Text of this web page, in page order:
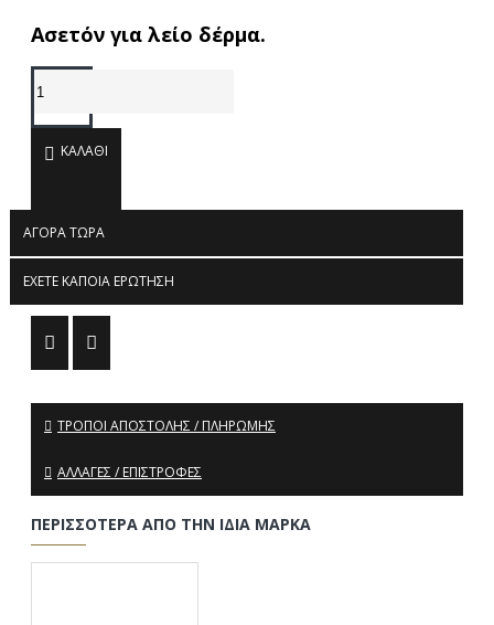
Ασετόν για λείο δέρμα.
ΚΑΛΆΘΙ
ΑΓΟΡΆ ΤΏΡΑ
ΈΧΕΤΕ ΚΆΠΟΙΑ ΕΡΏΤΗΣΗ
ΤΡΌΠΟΙ ΑΠΟΣΤΟΛΉΣ / ΠΛΗΡΩΜΉΣ
ΑΛΛΑΓΈΣ / ΕΠΙΣΤΡΟΦΈΣ
ΠΕΡΙΣΣΌΤΕΡΑ ΑΠΌ ΤΗΝ ΊΔΙΑ ΜΆΡΚΑ